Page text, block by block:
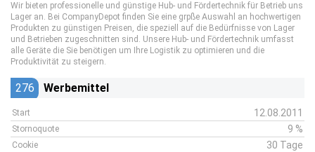
Wir bieten professionelle und günstige Hub- und Fördertechnik für Betrieb uns
Lager an. Bei CompanyDepot finden Sie eine grpße Auswahl an hochwertigen
Produkten zu günstigen Preisen, die speziell auf die Bedürfnisse von Lager
und Betrieben zugeschnitten sind. Unsere Hub- und Fördertechnik umfasst
alle Geräte die Sie benötigen um Ihre Logistik zu optimieren und die
Produktivität zu steigern.
276 Werbemittel
Start 12.08.2011
Stornoquote 9 %
Cookie 30 Tage